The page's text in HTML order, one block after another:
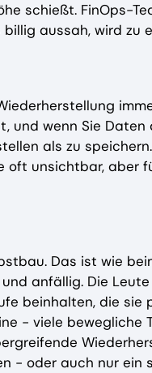
schießt. FinOps-
aussah, wird zu
und wenn Sie
als zu
unsichtbar, aber
Das ist wie
anfällig. Die
beinhalten, die sie
- viele bewegliche
- oder auch nur ein